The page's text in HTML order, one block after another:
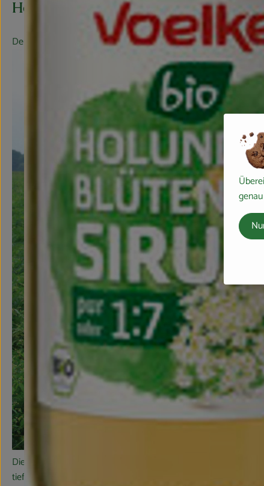
Hersteller: Voelkel
Deutschland
Dieser fruchtig-frische Saft wird von Voelkel, der
tief verwurzelte Überzeugung in der biologisch-dynamischen